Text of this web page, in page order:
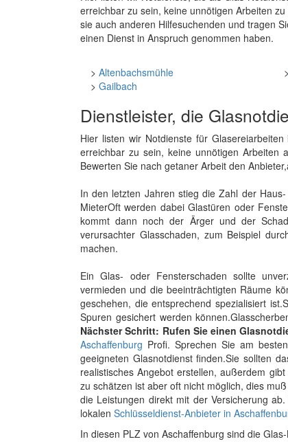
erreichbar zu sein, keine unnötigen Arbeiten
sie auch anderen Hilfesuchenden und tragen
einen Dienst in Anspruch genommen haben.
> Altenbachsmühle
> Gailbach
>
Dienstleister, die
Hier listen wir Notdienste für
erreichbar zu sein, keine unnötigen Arbeiten
Bewerten Sie nach getaner Arbeit den
In den letzten Jahren stieg die Zahl der
MieterOft werden dabei Glastüren oder
kommt dann noch der Ärger und der
verursachter Glasschaden, zum Beispiel
machen.
Ein Glas- oder Fensterschaden sollte
vermieden und die beeinträchtigten Räume
geschehen, die entsprechend spezialisiert
Spuren gesichert werden
Nächster Schritt: Rufen Sie einen
Aschaffenburg Profi. Sprechen Sie am
geeigneten Glasnotdienst finden.Sie sollten
realistisches Angebot erstellen, außerdem
zu schätzen ist aber oft nicht möglich, dies
die Leistungen direkt mit der Versicherung
lokalen Schlüsseldienst-Anbieter in
In diesen PLZ von Aschaffenburg sind die